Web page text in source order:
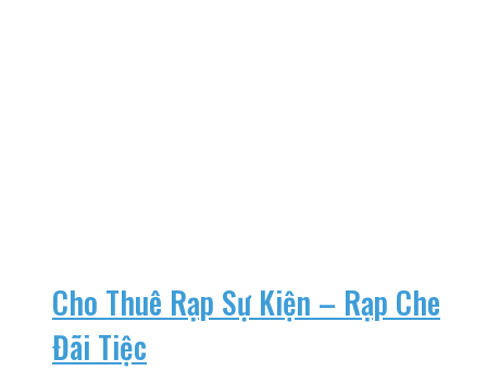
Cho Thuê Rạp Sự Kiện – Rạp Che
Đãi Tiệc